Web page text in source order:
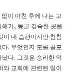
이 마친 후에 나는 고
해가, 동굴 깊숙한 곳을
이 내 습관이지만 침침
다. 무엇인지 모를 공포
났다. 그것은 승리한 악
교회에 관련된 일이